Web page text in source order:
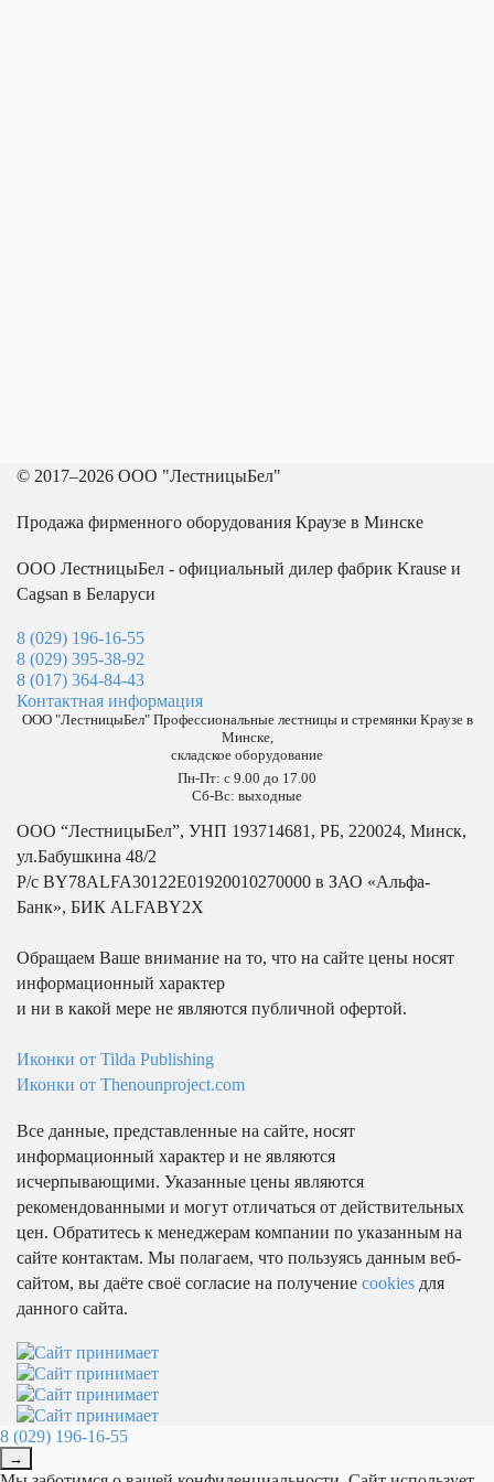
© 2017–2026 ООО "ЛестницыБел"
Продажа фирменного оборудования Краузе в Минске
ООО ЛестницыБел - официальный дилер фабрик Krause и
Cagsan в Беларуси
8 (029) 196-16-55
8 (029) 395-38-92
8 (017) 364-84-43
Контактная информация
ООО "ЛестницыБел" Профессиональные лестницы и стремянки Краузе в
Минске,
складское оборудование
Пн-Пт: с 9.00 до 17.00
Сб-Вс: выходные
ООО “ЛестницыБел”, УНП 193714681, РБ, 220024, Минск,
ул.Бабушкина 48/2
Р/с BY78ALFA30122E01920010270000 в ЗАО «Альфа-
Банк», БИК ALFABY2X
Обращаем Ваше внимание на то, что на сайте цены носят
информационный характер
и ни в какой мере не являются публичной офертой.
Иконки от Tilda Publishing
Иконки от Thenounproject.com
Все данные, представленные на сайте, носят
информационный характер и не являются
исчерпывающими. Указанные цены являются
рекомендованными и могут отличаться от действительных
цен. Обратитесь к менеджерам компании по указанным на
сайте контактам. Мы полагаем, что пользуясь данным веб-
сайтом, вы даёте своё согласие на получение cookies для
данного сайта.
8 (029) 196-16-55
→